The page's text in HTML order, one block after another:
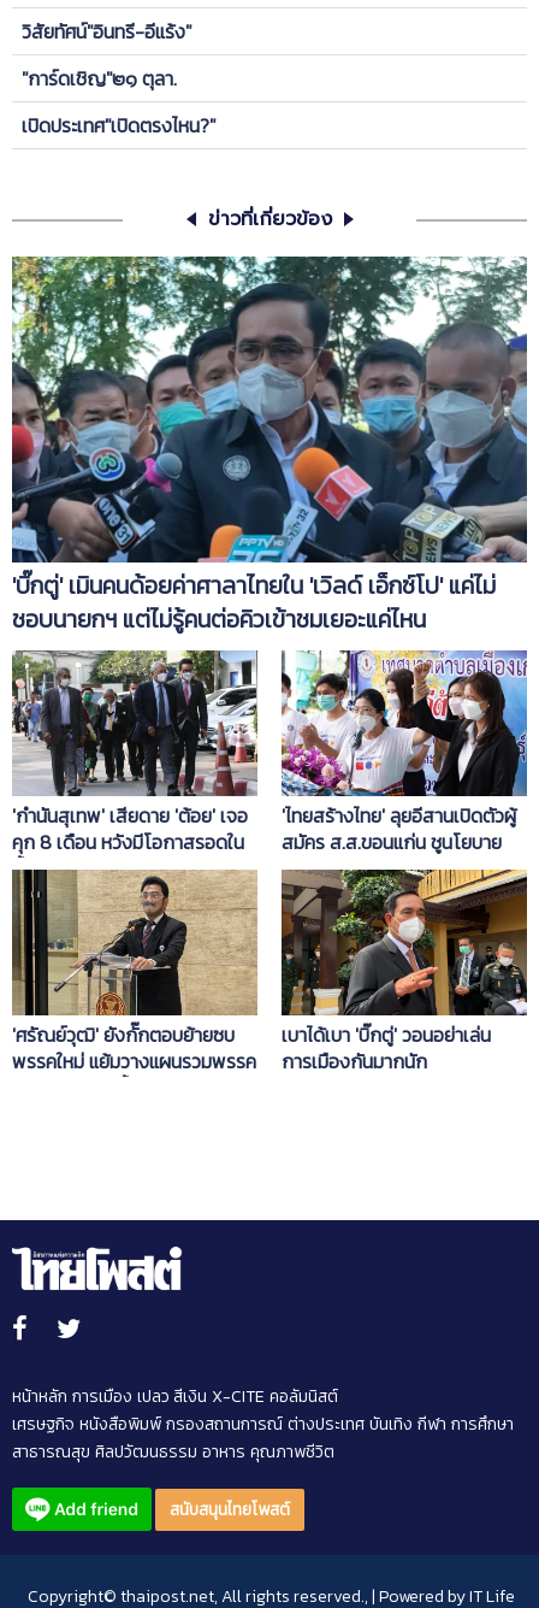
วิสัยทัศน์"อินทรี-อีแร้ง"
"การ์ดเชิญ"๒๑ ตุลา.
เปิดประเทศ"เปิดตรงไหน?"
ข่าวที่เกี่ยวข้อง
'บิ๊กตู่' เมินคนด้อยค่าศาลาไทยใน 'เวิลด์ เอ็กซ์โป' แค่ไม่
ชอบนายกฯ แต่ไม่รู้คนต่อคิวเข้าชมเยอะแค่ไหน
'กำนันสุเทพ' เสียดาย 'ต้อย' เจอ
คุก 8 เดือน หวังมีโอกาสรอดใน
ชั้นศาลฎีกา
'ไทยสร้างไทย' ลุยอีสานเปิดตัวผู้
สมัคร ส.ส.ขอนแก่น ชูนโยบาย
บำนาญประชาชน 3,000 บาท
'ศรัณย์วุฒิ' ยังกั๊กตอบย้ายซบ
พรรคใหม่ แย้มวางแผนรวมพรรค
เบาได้เบา 'บิ๊กตู่' วอนอย่าเล่น
การเมืองกันมากนัก
หน้าหลัก การเมือง เปลว สีเงิน X-CITE คอลัมนิสต์
เศรษฐกิจ หนังสือพิมพ์กรองสถานการณ์ต่างประเทศบันเทิง กีฬา การศึกษา
สาธารณสุข ศิลปวัฒนธรรม อาหาร คุณภาพชีวิต
สนับสนุนไทยโพสต์
Copyright© thaipost.net, All rights reserved., | Powered byIT Life